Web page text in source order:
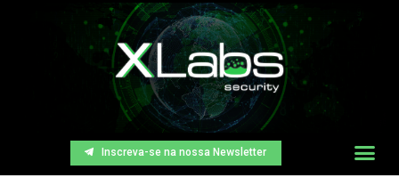
Inscreva-se na nossa Newsletter